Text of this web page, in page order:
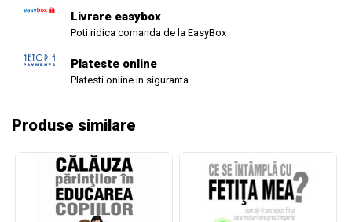
Livrare easybox
Poti ridica comanda de la EasyBox
Plateste online
Platesti online in siguranta
Produse similare